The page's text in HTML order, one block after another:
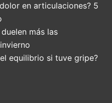
en articulaciones? 5
más las
equilibrio si tuve gripe?